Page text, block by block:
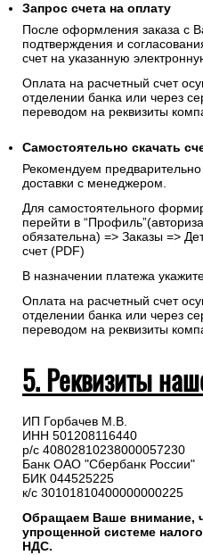
Запрос счета на оплату
После оформления заказа с
подтверждения и
счет на указанную
Оплата на расчетный счет
отделении банка или через
переводом на реквизиты
Самостоятельно скачать
Рекомендуем предварительно
доставки с менеджером.
Для самостоятельного
перейти в
обязательна) => Заказы =>
счет (PDF)
В назначении платежа
Оплата на расчетный счет
отделении банка или через
переводом на реквизиты
5. Реквизиты
ИП Горбачев М.В.
ИНН 501208116440
р/с 40802810238000057230
Банк ОАО "Сбербанк России"
БИК 044525225
к/с 30101810400000000225
Обращаем Ваше внимание,
упрощенной системе
НДС.